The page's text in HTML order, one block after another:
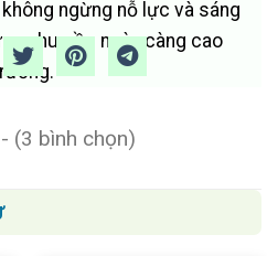
ngừng nỗ lực và sáng
nhu cầu ngày càng cao
(3 bình chọn)